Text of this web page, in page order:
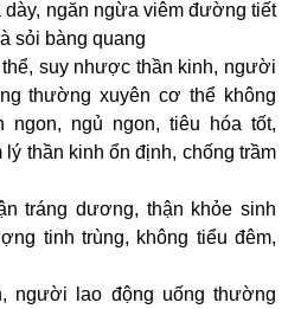
dày, ngăn ngừa viêm đường tiết
sỏi bàng quang
suy nhược thần kinh, người
thường xuyên cơ thể không
ngon, ngủ ngon, tiêu hóa tốt,
lý thần kinh ổn định, chống trầm
tráng dương, thận khỏe sinh
tinh trùng, không tiểu đêm,
người lao động uống thường